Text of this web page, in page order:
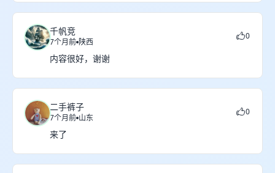
千帆竞
7个月前 陕西
0
内容很好，谢谢
二手裤子
7个月前 山东
0
来了